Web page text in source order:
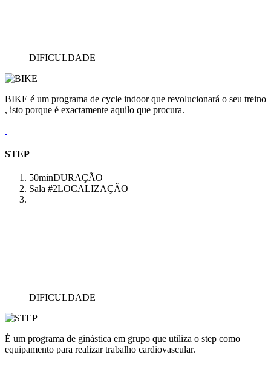
DIFICULDADE
BIKE é um programa de cycle indoor que revolucionará o seu treino
, isto porque é exactamente aquilo que procura.
STEP
50minDURAÇÃO
Sala #2LOCALIZAÇÃO
DIFICULDADE
É um programa de ginástica em grupo que utiliza o step como
equipamento para realizar trabalho cardiovascular.